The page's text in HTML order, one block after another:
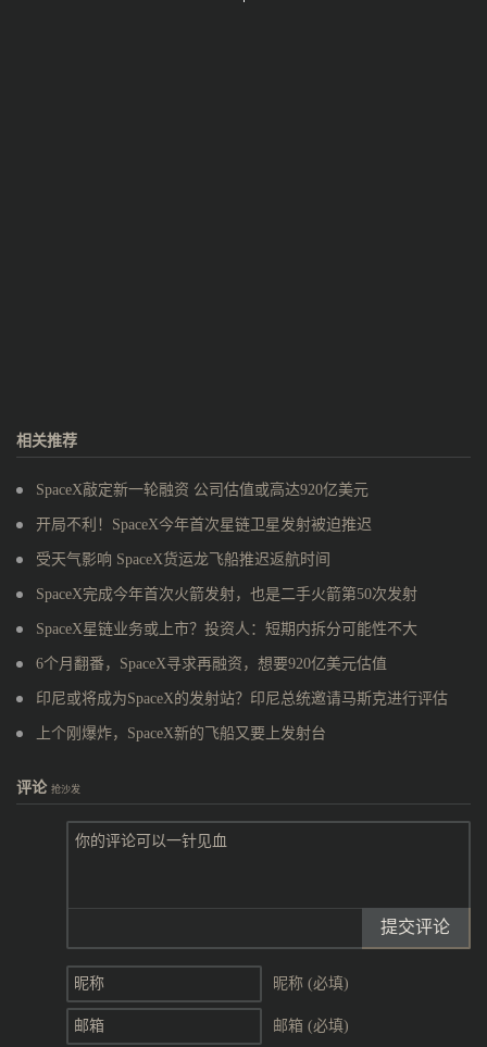
相关推荐
SpaceX敲定新一轮融资 公司估值或高达920亿美元
开局不利！SpaceX今年首次星链卫星发射被迫推迟
受天气影响 SpaceX货运龙飞船推迟返航时间
SpaceX完成今年首次火箭发射，也是二手火箭第50次发射
SpaceX星链业务或上市？投资人：短期内拆分可能性不大
6个月翻番，SpaceX寻求再融资，想要920亿美元估值
印尼或将成为SpaceX的发射站？印尼总统邀请马斯克进行评估
上个刚爆炸，SpaceX新的飞船又要上发射台
评论 抢沙发
提交评论
昵称 (必填)
邮箱 (必填)